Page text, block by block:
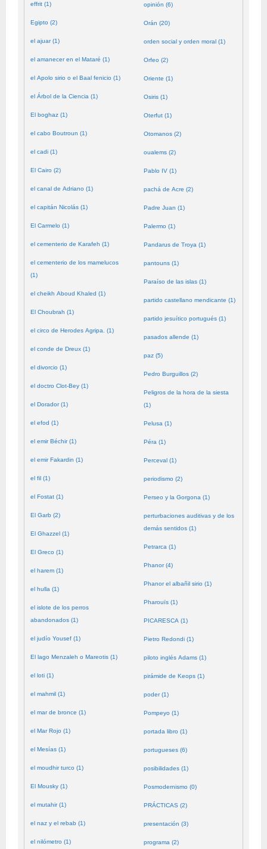
effrit (1)
Egipto (2)
el ajuar (1)
el amanecer en el Mataré (1)
el Apolo sirio o el Baal fenicio (1)
el Árbol de la Ciencia (1)
El boghaz (1)
el cabo Boutroun (1)
el cadi (1)
El Cairo (2)
el canal de Adriano (1)
el capitán Nicolás (1)
El Carmelo (1)
el cementerio de Karafeh (1)
el cementerio de los mamelucos
(1)
el cheikh Aboud Khaled (1)
El Choubrah (1)
el circo de Herodes Agripa. (1)
el conde de Dreux (1)
el divorcio (1)
el doctro Clot-Bey (1)
el Dorador (1)
el efod (1)
el emir Béchir (1)
el emir Fakardin (1)
el fil (1)
el Fostat (1)
El Garb (2)
El Ghazzel (1)
El Greco (1)
el harem (1)
el hulla (1)
el islote de los perros
abandonados (1)
el judío Yousef (1)
El lago Menzaleh o Mareotis (1)
el loti (1)
el mahmil (1)
el mar de bronce (1)
el Mar Rojo (1)
el Mesías (1)
el moudhir turco (1)
El Mousky (1)
el mutahir (1)
el naz y el rebab (1)
el nilómetro (1)
opinión (6)
Orán (20)
orden social y orden moral (1)
Orfeo (2)
Oriente (1)
Osiris (1)
Oterfut (1)
Otomanos (2)
oualems (2)
Pablo IV (1)
pachá de Acre (2)
Padre Juan (1)
Palermo (1)
Pandarus de Troya (1)
pantouns (1)
Paraíso de las islas (1)
partido castellano mendicante (1)
partido jesuítico portugués (1)
pasados allende (1)
paz (5)
Pedro Burguillos (2)
Peligros de la hora de la siesta
(1)
Pelusa (1)
Péra (1)
Perceval (1)
periodismo (2)
Perseo y la Gorgona (1)
perturbaciones auditivas y de los
demás sentidos (1)
Petrarca (1)
Phanor (4)
Phanor el albañil sirio (1)
Pharouïs (1)
PICARESCA (1)
Pietro Redondi (1)
piloto inglés Adams (1)
pirámide de Keops (1)
poder (1)
Pompeyo (1)
portada libro (1)
portugueses (6)
posibilidades (1)
Posmodernismo (0)
PRÁCTICAS (2)
presentación (3)
programa (2)